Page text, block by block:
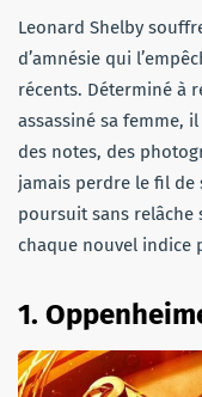
Leonard Shelby
d’amnésie qui
récents. Déterminé à
assassiné sa femme,
des notes, des
jamais perdre le fil de
poursuit sans relâche
chaque nouvel indice
1.